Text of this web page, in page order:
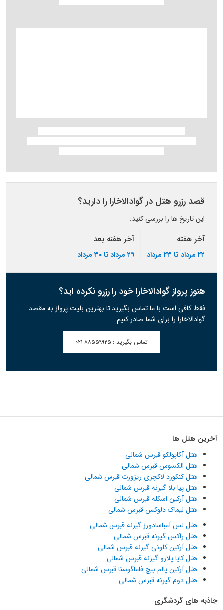
قصد رزرو هتل در گوادالاخارا را دارید؟
این تاریخ ها را بررسی کنید:
آخر هفته
۲۲ مرداد تا ۲۳ مرداد
آخر هفته بعد
۲۹ مرداد تا ۳۰ مرداد
هنوز پرواز گوادالاخارا خود را رزرو نکرده اید؟
فقط کافی است با ما تماس بگیرید تا بهترین بلیت پرواز به مقصد
گوادالاخارا را برای شما صادر کنیم.
تماس بگیرید : ۰۲۱-۸۸۵۵۹۹۲۵
آخرین هتل ها
هتل آکاپولکو قبرس شمالی
هتل الکسوس قبرس شمالی
هتل کنکورد لاکچری ریزورت قبرس شمالی
هتل پیا بلا گیرنه قبرس شمالی
هتل آرکین اسکله قبرس شمالی
هتل لیماک دلوکس قبرس شمالی
هتل لس آمباسادورز گیرنه قبرس شمالی
هتل راکس گیرنه قبرس شمالی
هتل آرکین کلونی گیرنه قبرس شمالی
هتل کایا پلازو گیرنه قبرس شمالی
هتل آرکین پالم بیچ فاماگوستا قبرس شمالی
هتل دوم گیرنه قبرس شمالی
جاذبه های گردشگری